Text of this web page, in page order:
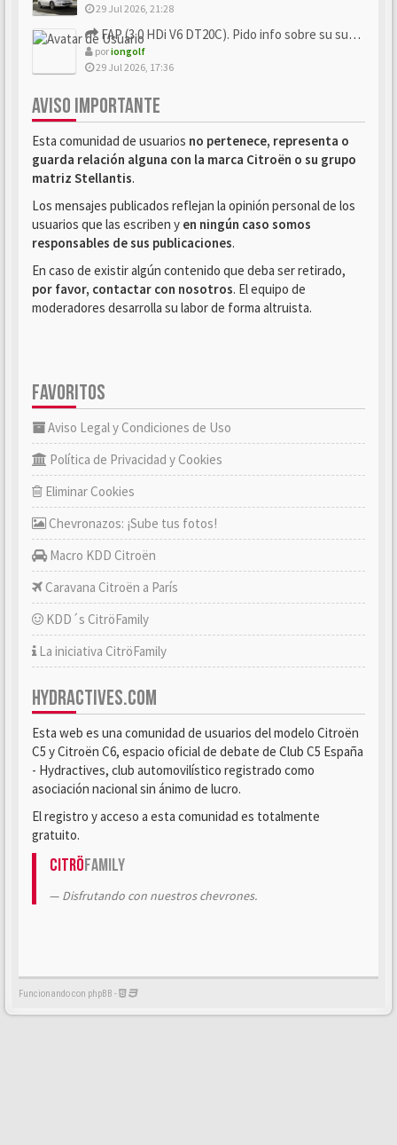
29 Jul 2026, 21:28
FAP (3.0 HDi V6 DT20C). Pido info sobre su sustitución
poriongolf
29 Jul 2026, 17:36
AVISO IMPORTANTE
Esta comunidad de usuarios no pertenece, representa o
guarda relación alguna con la marca Citroën o su grupo
matriz Stellantis.
Los mensajes publicados reflejan la opinión personal de los
usuarios que las escriben y en ningún caso somos
responsables de sus publicaciones.
En caso de existir algún contenido que deba ser retirado,
por favor, contactar con nosotros. El equipo de
moderadores desarrolla su labor de forma altruista.
FAVORITOS
Aviso Legal y Condiciones de Uso
Política de Privacidad y Cookies
Eliminar Cookies
Chevronazos: ¡Sube tus fotos!
Macro KDD Citroën
Caravana Citroën a París
KDD´s CitröFamily
La iniciativa CitröFamily
HYDRACTIVES.COM
Esta web es una comunidad de usuarios del modelo Citroën
C5 y Citroën C6, espacio oficial de debate de Club C5 España
- Hydractives, club automovilístico registrado como
asociación nacional sin ánimo de lucro.
El registro y acceso a esta comunidad es totalmente
gratuito.
CitröFamily
Disfrutando con nuestros chevrones.
Funcionando con phpBB -